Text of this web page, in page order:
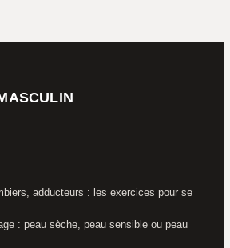
adducteurs : les exercices pour se
: peau sèche, peau sensible ou peau